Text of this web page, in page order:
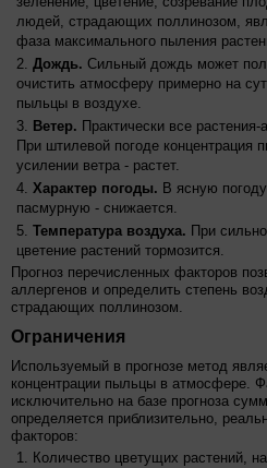
людей, страдающих поллинозом,
фаза максимального пыления
Дождь. Сильный дождь может
очистить атмосферу примерно на
пыльцы в воздухе.
Ветер. Практически все
При штилевой погоде
усилении ветра - растет.
Характер погоды. В ясную
пасмурную - снижается.
Температура воздуха. При
цветение растений тормозится.
Прогноз перечисленных факторов
аллергенов и определить степень
страдающих поллинозом.
Ограничения
Используемый в прогнозе метод
концентрации пыльцы в атмосфере.
исключительно на базе прогноза
определяется приблизительно,
факторов:
Количество цветущих растений,